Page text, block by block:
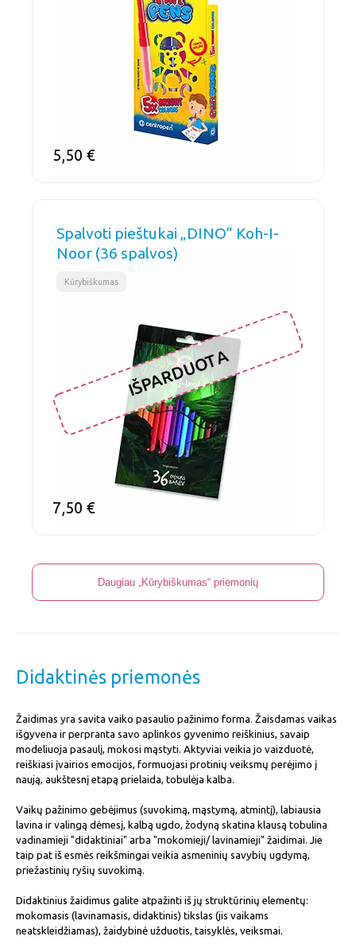
5,50 €
Spalvoti pieštukai „DINO” Koh-I-
Noor (36 spalvos)
Kūrybiškumas
7,50 €
IŠPARDUOTA
Daugiau „Kūrybiškumas“ priemonių
Didaktinės priemonės
Žaidimas yra savita vaiko pasaulio pažinimo forma. Žaisdamas vaikas
išgyvena ir perpranta savo aplinkos gyvenimo reiškinius, savaip
modeliuoja pasaulį, mokosi mąstyti. Aktyviai veikia jo vaizduotė,
reiškiasi įvairios emocijos, formuojasi protinių veiksmų perėjimo į
naują, aukštesnį etapą prielaida, tobulėja kalba.
Vaikų pažinimo gebėjimus (suvokimą, mąstymą, atmintį), labiausia
lavina ir valingą dėmesį, kalbą ugdo, žodyną skatina klausą tobulina
vadinamieji "didaktiniai" arba "mokomieji/ lavinamieji" žaidimai. Jie
taip pat iš esmės reikšmingai veikia asmeninių savybių ugdymą,
priežastinių ryšių suvokimą.
Didaktinius žaidimus galite atpažinti iš jų struktūrinių elementų:
mokomasis (lavinamasis, didaktinis) tikslas (jis vaikams
neatskleidžiamas), žaidybinė užduotis, taisyklės, veiksmai.